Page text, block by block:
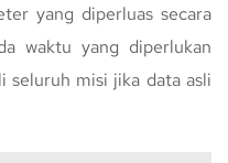
yang diperluas secara
waktu yang diperlukan
seluruh misi jika data asli